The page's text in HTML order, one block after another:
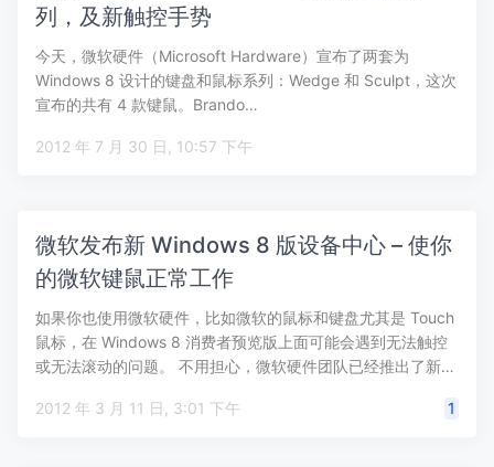
列，及新触控手势
今天，微软硬件（Microsoft Hardware）宣布了两套为
Windows 8 设计的键盘和鼠标系列：Wedge 和 Sculpt，这次
宣布的共有 4 款键鼠。Brando…
2012 年 7 月 30 日, 10:57 下午
微软发布新 Windows 8 版设备中心 – 使你
的微软键鼠正常工作
如果你也使用微软硬件，比如微软的鼠标和键盘尤其是 Touch
鼠标，在 Windows 8 消费者预览版上面可能会遇到无法触控
或无法滚动的问题。 不用担心，微软硬件团队已经推出了新…
2012 年 3 月 11 日, 3:01 下午 1